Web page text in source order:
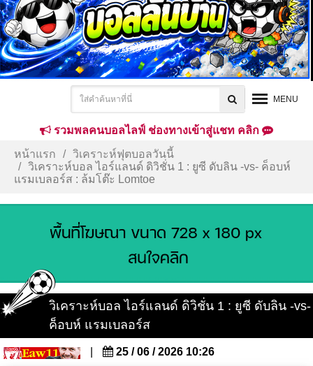
MENU
รวมพลคนบอลไลฟ์ ช่องทางเข้าสู่แชท คลิก
หน้าแรก
วิเคราะห์ฟุตบอลวันนี้
วิเคราะห์บอล ไอร์แลนด์ ดิวิชั่น 1 : ยูซี ดับลิน -vs- ค็อบห์
แรมเบลอร์ส : ล้มโต๊ะ Lomtoe
วิเคราะห์บอล ไอร์แลนด์ ดิวิชั่น 1 : ยูซี ดับลิน -vs-
ค็อบห์ แรมเบลอร์ส
25 / 06 / 2026 10:26